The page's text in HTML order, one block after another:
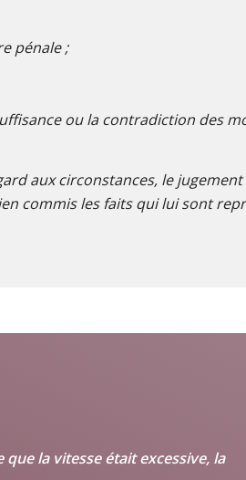
pénale ;
ou la contradiction des
aux circonstances, le jugement
commis les faits qui lui sont
la vitesse était excessive, la